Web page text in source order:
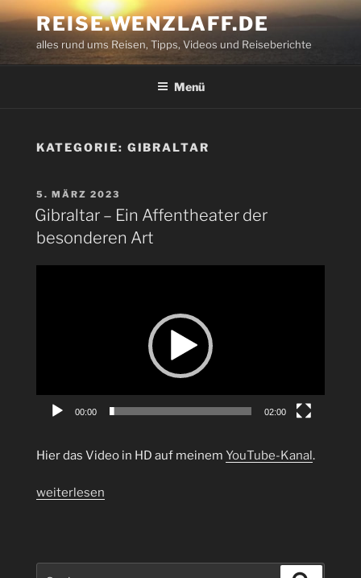
Zum
Inhalt
springen
REISE.WENZLAFF.DE
alles rund ums Reisen, Tipps, Videos und Reiseberichte
Menü
KATEGORIE: GIBRALTAR
VERÖFFENTLICHT
AM
5. MÄRZ 2023
Gibraltar – Ein Affentheater der
besonderen Art
00:00 02:00
Hier das Video in HD auf meinem YouTube-Kanal.
„Gibraltar
der
weiterlesen